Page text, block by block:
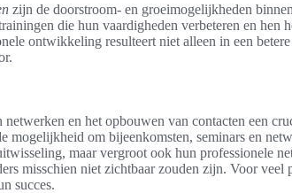
zijn de doorstroom- en groeimogelijkheden
die hun vaardigheden verbeteren en hen
ontwikkeling resulteert niet alleen in een
en het opbouwen van contacten een
mogelijkheid om bijeenkomsten, seminars en
maar vergroot ook hun professionele
misschien niet zichtbaar zouden zijn. Voor veel
succes.